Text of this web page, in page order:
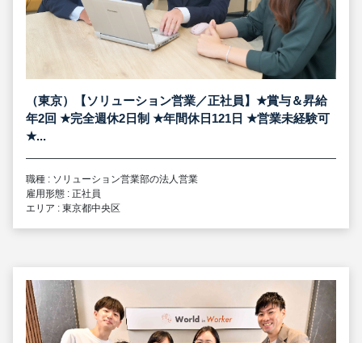
（東京）【ソリューション営業／正社員】 ★賞与＆昇給
年2回 ★完全週休2日制 ★年間休日121日 ★営業未経験可
★...
職種 : ソリューション営業部の法人営業
雇用形態 : 正社員
エリア : 東京都中央区